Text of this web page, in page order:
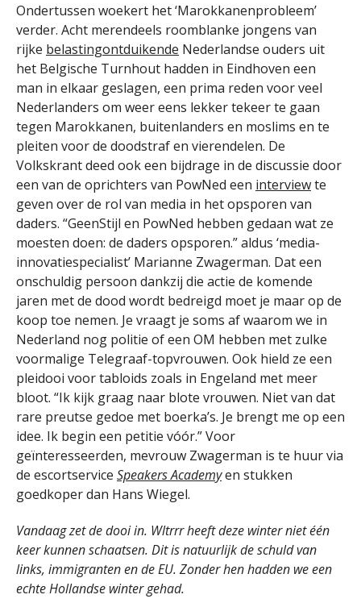
Ondertussen woekert het ‘Marokkanenprobleem’
verder. Acht merendeels roomblanke jongens van
rijke belastingontduikende Nederlandse ouders uit
het Belgische Turnhout hadden in Eindhoven een
man in elkaar geslagen, een prima reden voor veel
Nederlanders om weer eens lekker tekeer te gaan
tegen Marokkanen, buitenlanders en moslims en te
pleiten voor de doodstraf en vierendelen. De
Volkskrant deed ook een bijdrage in de discussie door
een van de oprichters van PowNed een interviewte
geven over de rol van media in het opsporen van
daders. “GeenStijl en PowNed hebben gedaan wat ze
moesten doen: de daders opsporen.” aldus ‘media-
innovatiespecialist’ Marianne Zwagerman. Dat een
onschuldig persoon dankzij die actie de komende
jaren met de dood wordt bedreigd moet je maar op de
koop toe nemen. Je vraagt je soms af waarom we in
Nederland nog politie of een OM hebben met zulke
voormalige Telegraaf-topvrouwen. Ook hield ze een
pleidooi voor tabloids zoals in Engeland met meer
bloot. “Ik kijk graag naar blote vrouwen. Niet van dat
rare preutse gedoe met boerka’s. Je brengt me op een
idee. Ik begin een petitie vóór.” Voor
geïnteresseerden, mevrouw Zwagerman is te huur via
de escortservice Speakers Academyen stukken
goedkoper dan Hans Wiegel.
Vandaag zet de dooi in. Wltrrr heeft deze winter niet één
keer kunnen schaatsen. Dit is natuurlijk de schuld van
links, immigranten en de EU. Zonder hen hadden we een
echte Hollandse winter gehad.